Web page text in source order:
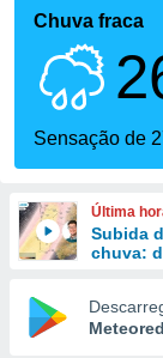
foi
fornecidas
a este
das
e
forma
digital
Chuva fraca
Sensação de
Última
Subida
chuva: